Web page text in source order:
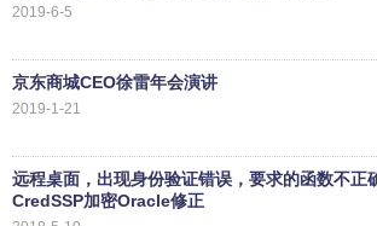
2019-6-5
京东商城CEO徐雷年会演讲
2019-1-21
远程桌面，出现身份验证错误，要求的函数不正
CredSSP加密Oracle修正